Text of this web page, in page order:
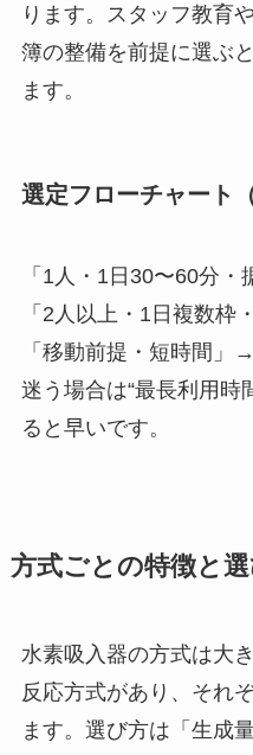
ります。スタッフ教育
簿の整備を前提に選ぶ
ます。
選定フローチャート
「1人・1日30〜60分
「2人以上・1日複数
「移動前提・短時間」
迷う場合は“最長利用時
ると早いです。
方式ごとの特徴と
水素吸入器の方式は大
反応方式があり、それ
ます。選び方は「生成